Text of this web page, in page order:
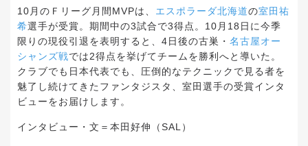
10 月のＦリーグ月間 MVPは、 エスポラーダ北海道の室田祐
希選手が受賞。期間中の3試合で3得点。 10 月 18 日に今季
限りの現役引退を表明すると、 4日後の古巣・ 名古屋オー
シャンズ戦では2得点を挙げてチームを勝利へと導いた。
クラブでも日本代表でも、圧倒的なテクニックで見る者を
魅了し続けてきたファンタジスタ、室田選手の受賞インタ
ビューをお届けします。
インタビュー・文＝本田好伸（SAL ）